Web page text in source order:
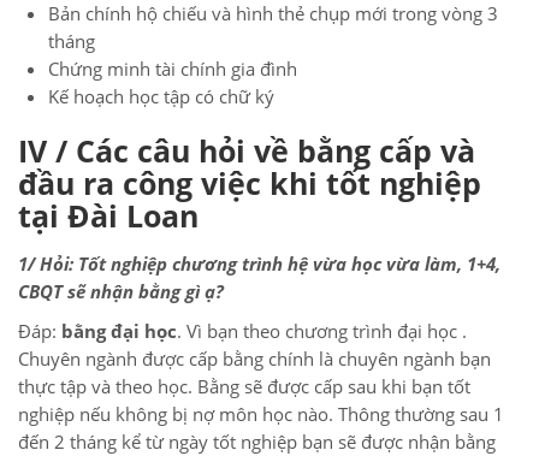
Bản chính hộ chiếu và hình thẻ chụp mới trong vòng 3
tháng
Chứng minh tài chính gia đình
Kế hoạch học tập có chữ ký
IV / Các câu hỏi về bằng cấp và
đầu ra công việc khi tốt nghiệp
tại Đài Loan
1/ Hỏi: Tốt nghiệp chương trình hệ vừa học vừa làm, 1+4,
CBQT sẽ nhận bằng gì ạ?
Đáp: bằng đại học. Vì bạn theo chương trình đại học .
Chuyên ngành được cấp bằng chính là chuyên ngành bạn
thực tập và theo học. Bằng sẽ được cấp sau khi bạn tốt
nghiệp nếu không bị nợ môn học nào. Thông thường sau 1
đến 2 tháng kể từ ngày tốt nghiệp bạn sẽ được nhận bằng